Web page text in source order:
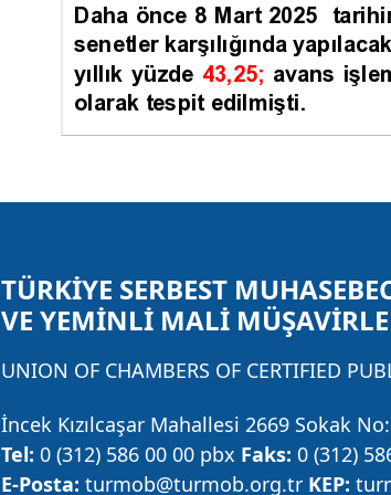
TÜRKİYE SERBEST
VE YEMİNLİ MALİ
UNION OF CHAMBERS OF CERTIFIED
İncek Kızılcaşar Mahallesi 2669 Sokak
Tel: 0 (312) 586 00 00 pbx Faks: 0 (312)
E-Posta: turmob@turmob.org.tr KEP: